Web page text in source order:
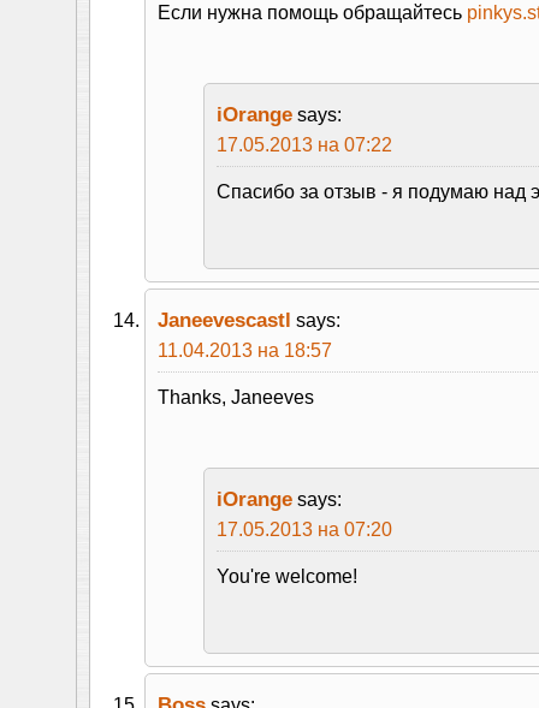
Если нужна помощь обращайтесь
iOrange says:
17.05.2013 на 07:22
Спасибо за отзыв - я подумаю над
Janeevescastl says:
11.04.2013 на 18:57
Thanks, Janeeves
iOrange says:
17.05.2013 на 07:20
You're welcome!